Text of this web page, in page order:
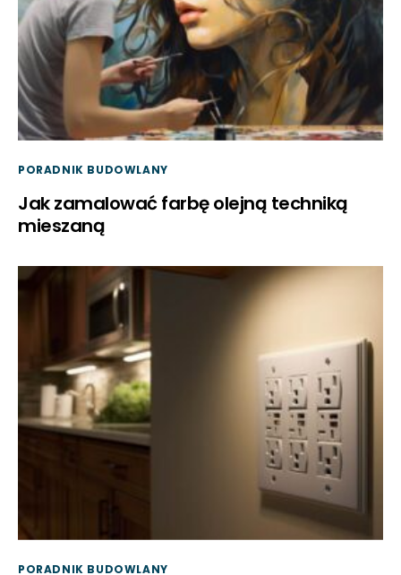
PORADNIK BUDOWLANY
Jak zamalować farbę olejną techniką
mieszaną
PORADNIK BUDOWLANY